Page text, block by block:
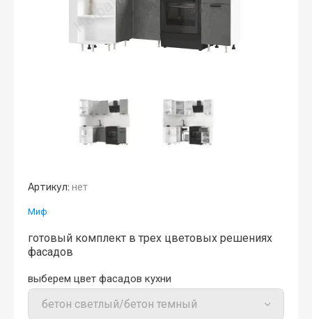
Артикул: нет
Миф
готовый комплект в трех цветовых решениях
фасадов
выберем цвет фасадов кухни